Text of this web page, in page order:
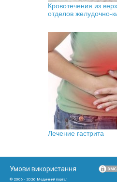
Кровотечения из
отделов желудочно-
Лечение гастрита
Умови використання
© 2006 - 2026 Медичний портал